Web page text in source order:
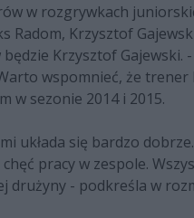
w rozgrywkach
Radom, Krzysztof
Krzysztof Gajewski. -
wspomnieć, że trener
w sezonie 2014 i 2015.
układa się bardzo
pracy w zespole.
drużyny - podkreśla w